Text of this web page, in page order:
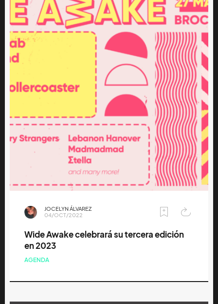
JOCELYN ÁLVAREZ
04/OCT/2022
Wide Awake celebrará su tercera edición
en 2023
AGENDA